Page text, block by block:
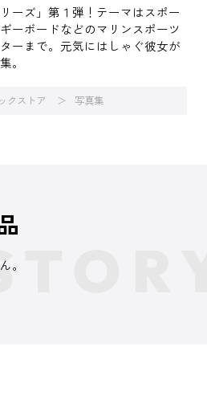
ーズ」第１弾！テーマはスポー
ーボードなどのマリンスポーツ
ーまで。元気にはしゃぐ彼女が
。
クストア 写真集
。